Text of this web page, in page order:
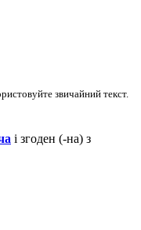
звичайний текст.
і згоден (-на) з